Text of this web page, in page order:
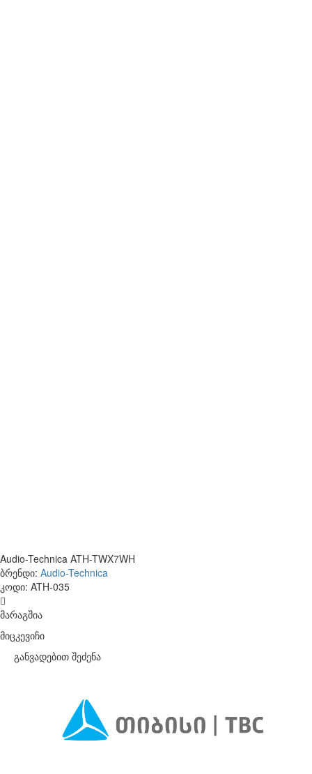
Audio-Technica ATH-TWX7WH
ბრენდი: Audio-Technica
კოდი: ATH-035
მარაგშია
მიცკევიჩი
განვადებით შეძენა